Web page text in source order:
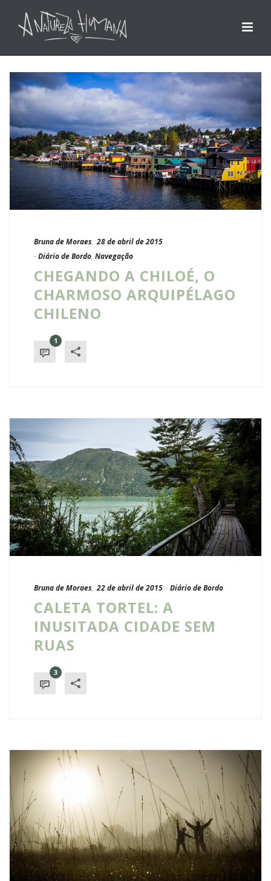
Bruna de Moraes, 28 de abril de 2015
- Diário de Bordo, Navegação
CHEGANDO A CHILOÉ, O
CHARMOSO ARQUIPÉLAGO
CHILENO
1
Bruna de Moraes, 22 de abril de 2015 - Diário de Bordo
CALETA TORTEL: A
INUSITADA CIDADE SEM
RUAS
3